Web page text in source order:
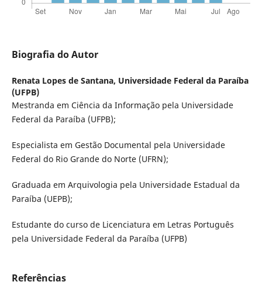
Biografia do Autor
Renata Lopes de Santana, Universidade Federal da Paraíba
(UFPB)
Mestranda em Ciência da Informação pela Universidade
Federal da Paraíba (UFPB);
Especialista em Gestão Documental pela Universidade
Federal do Rio Grande do Norte (UFRN);
Graduada em Arquivologia pela Universidade Estadual da
Paraíba (UEPB);
Estudante do curso de Licenciatura em Letras Português
pela Universidade Federal da Paraíba (UFPB)
Referências